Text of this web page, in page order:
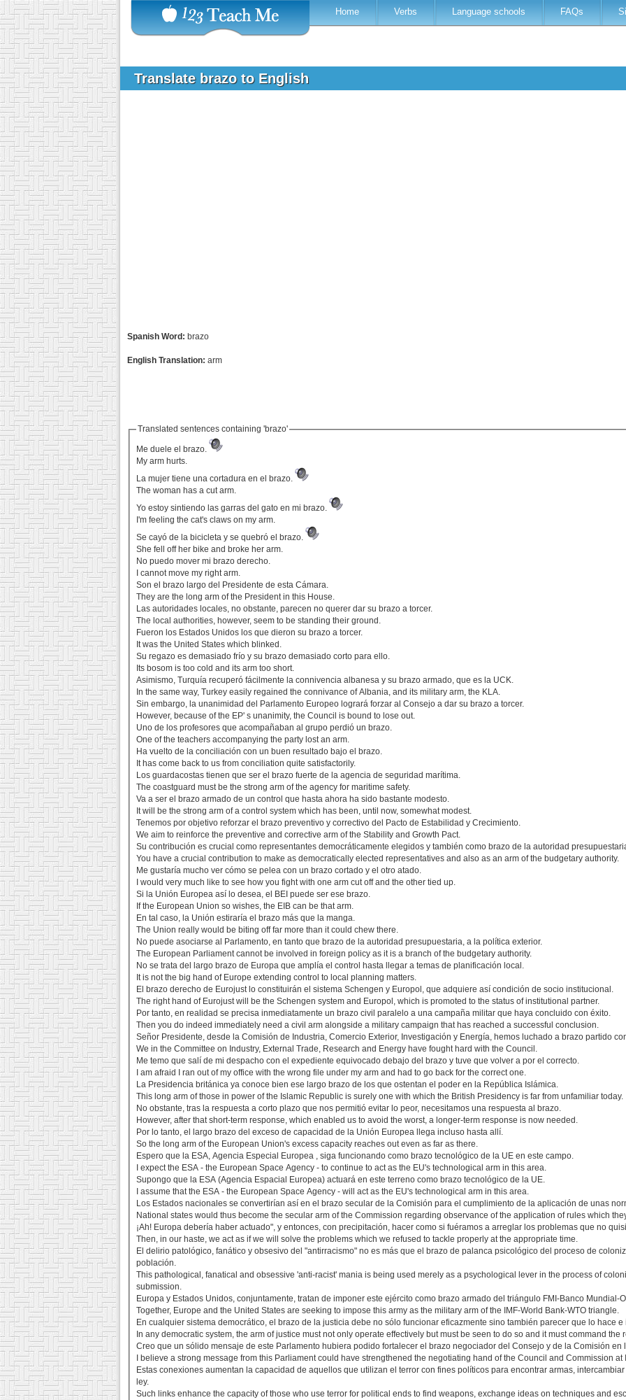
Home Verbs Language schools FAQs
Translate brazo to English
Spanish Word: brazo
English Translation: arm
Translated sentences containing 'brazo'
Me duele el brazo.
My arm hurts.
La mujer tiene una cortadura en el brazo.
The woman has a cut arm.
Yo estoy sintiendo las garras del gato en mi brazo.
I'm feeling the cat's claws on my arm.
Se cayó de la bicicleta y se quebró el brazo.
She fell off her bike and broke her arm.
No puedo mover mi brazo derecho.
I cannot move my right arm.
Son el brazo largo del Presidente de esta Cámara.
They are the long arm of the President in this House.
Las autoridades locales, no obstante, parecen no querer dar su brazo a torcer.
The local authorities, however, seem to be standing their ground.
Fueron los Estados Unidos los que dieron su brazo a torcer.
It was the United States which blinked.
Su regazo es demasiado frío y su brazo demasiado corto para ello.
Its bosom is too cold and its arm too short.
Asimismo, Turquía recuperó fácilmente la connivencia albanesa y su brazo armado, que es la UCK.
In the same way, Turkey easily regained the connivance of Albania, and its military arm, the KLA.
Sin embargo, la unanimidad del Parlamento Europeo logrará forzar al Consejo a dar su brazo a torcer.
However, because of the EP' s unanimity, the Council is bound to lose out.
Uno de los profesores que acompañaban al grupo perdió un brazo.
One of the teachers accompanying the party lost an arm.
Ha vuelto de la conciliación con un buen resultado bajo el brazo.
It has come back to us from conciliation quite satisfactorily.
Los guardacostas tienen que ser el brazo fuerte de la agencia de seguridad marítima.
The coastguard must be the strong arm of the agency for maritime safety.
Va a ser el brazo armado de un control que hasta ahora ha sido bastante modesto.
It will be the strong arm of a control system which has been, until now, somewhat modest.
Tenemos por objetivo reforzar el brazo preventivo y correctivo del Pacto de Estabilidad y Crecimiento.
We aim to reinforce the preventive and corrective arm of the Stability and Growth Pact.
Su contribución es crucial como representantes democráticamente elegidos y también como brazo de la autoridad
You have a crucial contribution to make as democratically elected representatives and also as an arm of the budgetary authority.
Me gustaría mucho ver cómo se pelea con un brazo cortado y el otro atado.
I would very much like to see how you fight with one arm cut off and the other tied up.
Si la Unión Europea así lo desea, el BEI puede ser ese brazo.
If the European Union so wishes, the EIB can be that arm.
En tal caso, la Unión estiraría el brazo más que la manga.
The Union really would be biting off far more than it could chew there.
No puede asociarse al Parlamento, en tanto que brazo de la autoridad presupuestaria, a la política exterior.
The European Parliament cannot be involved in foreign policy as it is a branch of the budgetary authority.
No se trata del largo brazo de Europa que amplía el control hasta llegar a temas de planificación local.
It is not the big hand of Europe extending control to local planning matters.
El brazo derecho de Eurojust lo constituirán el sistema Schengen y Europol, que adquiere así condición de socio institucional.
The right hand of Eurojust will be the Schengen system and Europol, which is promoted to the status of institutional partner.
Por tanto, en realidad se precisa inmediatamente un brazo civil paralelo a una campaña militar que haya concluido con éxito.
Then you do indeed immediately need a civil arm alongside a military campaign that has reached a successful conclusion.
Señor Presidente, desde la Comisión de Industria, Comercio Exterior, Investigación y Energía, hemos luchado a brazo partido
We in the Committee on Industry, External Trade, Research and Energy have fought hard with the Council.
Me temo que salí de mi despacho con el expediente equivocado debajo del brazo y tuve que volver a por el correcto.
I am afraid I ran out of my office with the wrong file under my arm and had to go back for the correct one.
La Presidencia británica ya conoce bien ese largo brazo de los que ostentan el poder en la República Islámica.
This long arm of those in power of the Islamic Republic is surely one with which the British Presidency is far from unfamiliar today.
No obstante, tras la respuesta a corto plazo que nos permitió evitar lo peor, necesitamos una respuesta al brazo.
However, after that short-term response, which enabled us to avoid the worst, a longer-term response is now needed.
Por lo tanto, el largo brazo del exceso de capacidad de la Unión Europea llega incluso hasta allí.
So the long arm of the European Union's excess capacity reaches out even as far as there.
Espero que la ESA, Agencia Especial Europea , siga funcionando como brazo tecnológico de la UE en este campo.
I expect the ESA - the European Space Agency - to continue to act as the EU's technological arm in this area.
Supongo que la ESA (Agencia Espacial Europea) actuará en este terreno como brazo tecnológico de la UE.
I assume that the ESA - the European Space Agency - will act as the EU's technological arm in this area.
Los Estados nacionales se convertirían así en el brazo secular de la Comisión para el cumplimiento de la aplicación de unas
National states would thus become the secular arm of the Commission regarding observance of the application of rules which
¡Ah! Europa debería haber actuado", y entonces, con precipitación, hacer como si fuéramos a arreglar los problemas que no
Then, in our haste, we act as if we will solve the problems which we refused to tackle properly at the appropriate time.
El delirio patológico, fanático y obsesivo del "antirracismo" no es más que el brazo de palanca psicológico del proceso de
población.
This pathological, fanatical and obsessive 'anti-racist' mania is being used merely as a psychological lever in the process of
submission.
Europa y Estados Unidos, conjuntamente, tratan de imponer este ejército como brazo armado del triángulo FMI-Banco Mundial-
Together, Europe and the United States are seeking to impose this army as the military arm of the IMF-World Bank-WTO triangle.
En cualquier sistema democrático, el brazo de la justicia debe no sólo funcionar eficazmente sino también parecer que lo hace
In any democratic system, the arm of justice must not only operate effectively but must be seen to do so and it must command the
Creo que un sólido mensaje de este Parlamento hubiera podido fortalecer el brazo negociador del Consejo y de la Comisión en
I believe a strong message from this Parliament could have strengthened the negotiating hand of the Council and Commission at
Estas conexiones aumentan la capacidad de aquellos que utilizan el terror con fines políticos para encontrar armas,
ley.
Such links enhance the capacity of those who use terror for political ends to find weapons, exchange ideas on techniques and